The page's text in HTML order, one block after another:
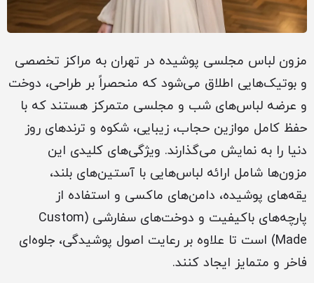
مزون لباس مجلسی پوشیده در تهران به مراکز تخصصی
و بوتیک‌هایی اطلاق می‌شود که منحصراً بر طراحی، دوخت
و عرضه لباس‌های شب و مجلسی متمرکز هستند که با
حفظ کامل موازین حجاب، زیبایی، شکوه و ترندهای روز
دنیا را به نمایش می‌گذارند. ویژگی‌های کلیدی این
مزون‌ها شامل ارائه لباس‌هایی با آستین‌های بلند،
یقه‌های پوشیده، دامن‌های ماکسی و استفاده از
پارچه‌های باکیفیت و دوخت‌های سفارشی (Custom
Made) است تا علاوه بر رعایت اصول پوشیدگی، جلوه‌ای
فاخر و متمایز ایجاد کنند.